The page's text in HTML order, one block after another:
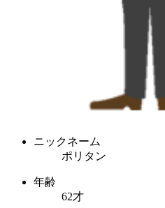
ニックネーム
ポリタン
年齢
62才